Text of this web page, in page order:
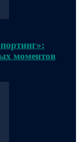
моментов